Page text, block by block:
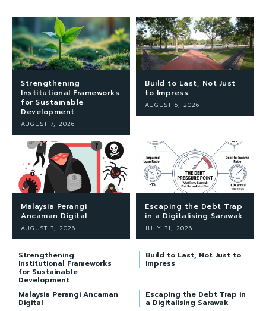
Strengthening
Institutional Frameworks
for Sustainable
Development
AUGUST 7, 2026
Build to Last, Not Just
to Impress
AUGUST 5, 2026
Malaysia Perangi
Ancaman Digital
AUGUST 3, 2026
Escaping the Debt Trap
in a Digitalising Sarawak
JULY 31, 2026
Strengthening
Institutional Frameworks
for Sustainable
Development
Build to Last, Not Just to
Impress
Malaysia Perangi Ancaman
Digital
Escaping the Debt Trap in
a Digitalising Sarawak